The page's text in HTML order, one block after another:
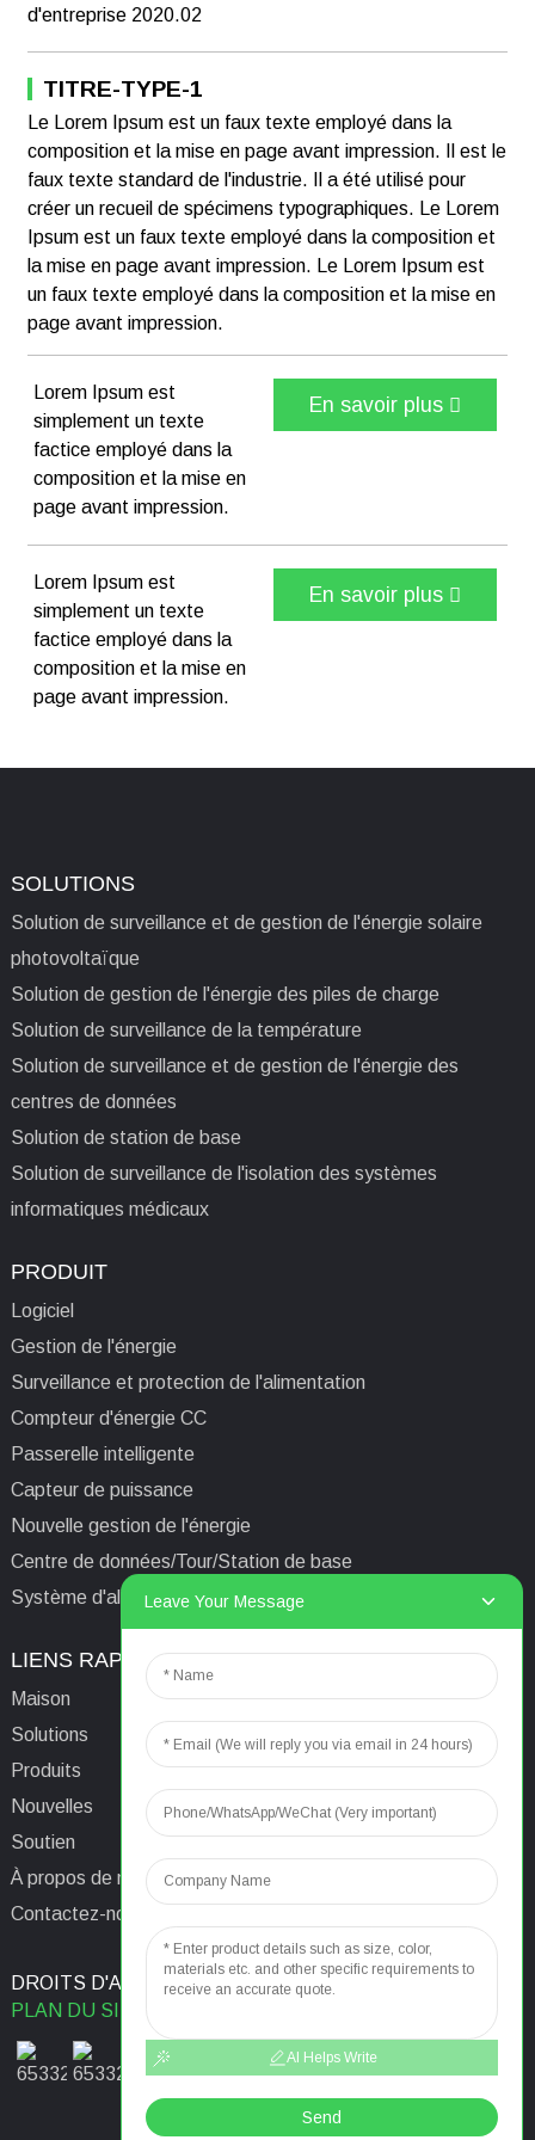
d'entreprise 2020.02
TITRE-TYPE-1
Le Lorem Ipsum est un faux texte employé dans la
composition et la mise en page avant impression. Il est le
faux texte standard de l'industrie. Il a été utilisé pour
créer un recueil de spécimens typographiques. Le Lorem
Ipsum est un faux texte employé dans la composition et
la mise en page avant impression. Le Lorem Ipsum est
un faux texte employé dans la composition et la mise en
page avant impression.
Lorem Ipsum est
simplement un texte
factice employé dans la
composition et la mise en
page avant impression.
En savoir plus
Lorem Ipsum est
simplement un texte
factice employé dans la
composition et la mise en
page avant impression.
En savoir plus
SOLUTIONS
Solution de surveillance et de gestion de l'énergie solaire
photovoltaïque
Solution de gestion de l'énergie des piles de charge
Solution de surveillance de la température
Solution de surveillance et de gestion de l'énergie des
centres de données
Solution de station de base
Solution de surveillance de l'isolation des systèmes
informatiques médicaux
PRODUIT
Logiciel
Gestion de l'énergie
Surveillance et protection de l'alimentation
Compteur d'énergie CC
Passerelle intelligente
Capteur de puissance
Nouvelle gestion de l'énergie
Centre de données/Tour/Station de base
Système d'alimentation isolé informatique médical
LIENS RAPIDES
Maison
Solutions
Produits
Nouvelles
Soutien
À propos de nous
Contactez-nous
CONTACTEZ-NOUS
Tél.+86 13641976142
Adresse : No. 253 Yulv
Road, Jiading Area,
Shanghai, Chine, 201801
DROITS D'AUTEUR © 2024RECHERCHE PRINCIPALE
PLAN DU SITE
Leave Your Message
AI Helps Write
Send